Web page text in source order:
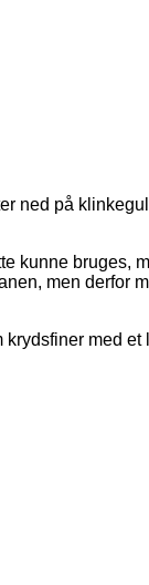
ned på
kunne bruges,
men
med et